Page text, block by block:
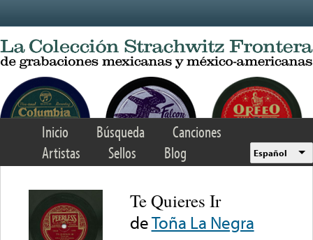
Inicio Búsqueda
Canciones
Artistas
Sellos Blog Español
Te Quieres Ir
deToña La Negra